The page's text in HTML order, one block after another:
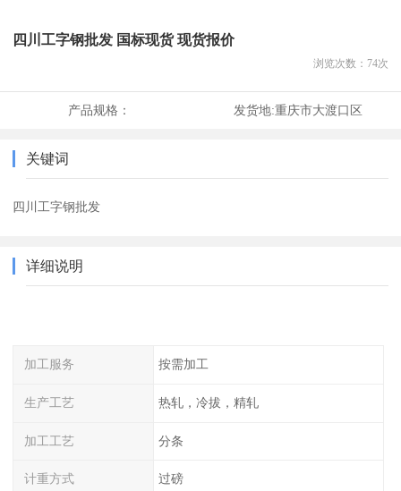
四川工字钢批发 国标现货 现货报价
浏览次数： 74次
产品规格： 发货地:重庆市大渡口区
关键词
四川工字钢批发
详细说明
加工服务 按需加工
生产工艺 热轧，冷拔，精轧
加工工艺 分条
计重方式 过磅